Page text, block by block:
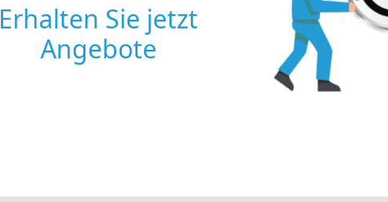
Erhalten Sie jetzt
Angebote